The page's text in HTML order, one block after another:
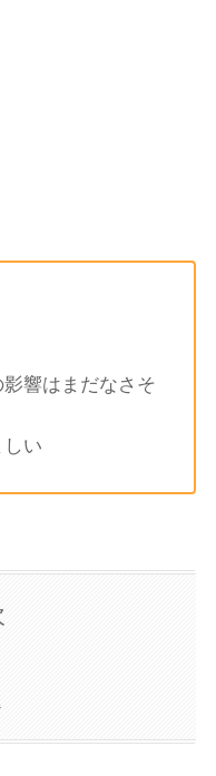
響はまだなさそ
しい